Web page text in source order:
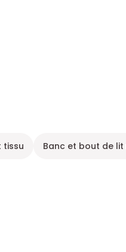
tissu Banc et bout de lit